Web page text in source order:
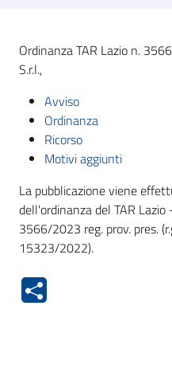
Ordinanza TAR Lazio n.
S.r.l.,
Avviso
Ordinanza
Ricorso
Motivi aggiunti
La pubblicazione viene
dell'ordinanza del TAR Lazio
3566/2023 reg. prov. pres.
15323/2022).